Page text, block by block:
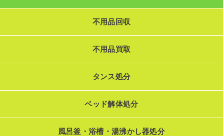
不用品回収
不用品買取
タンス処分
ベッド解体処分
風呂釜・浴槽・湯沸かし器処分